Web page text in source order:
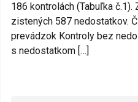
186 kontrolách (Tabuľka
zistených 587 nedostatkov.
prevádzok Kontroly bez
s nedostatkom […]